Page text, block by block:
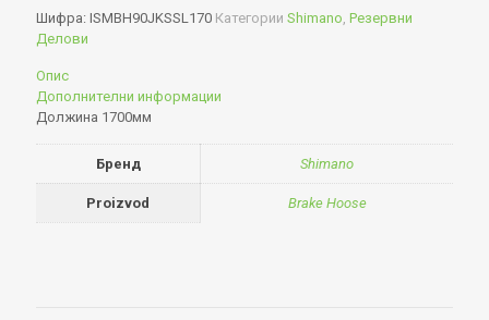
Шифра: ISMBH90JKSSL170 Категории Shimano, Резервни
Делови
Опис
Дополнителни информации
Должина 1700мм
Бренд Shimano
Proizvod Brake Hoose